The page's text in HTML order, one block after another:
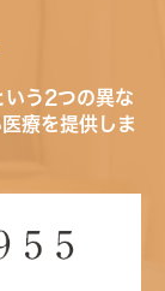
いう2つの異な
療を提供しま